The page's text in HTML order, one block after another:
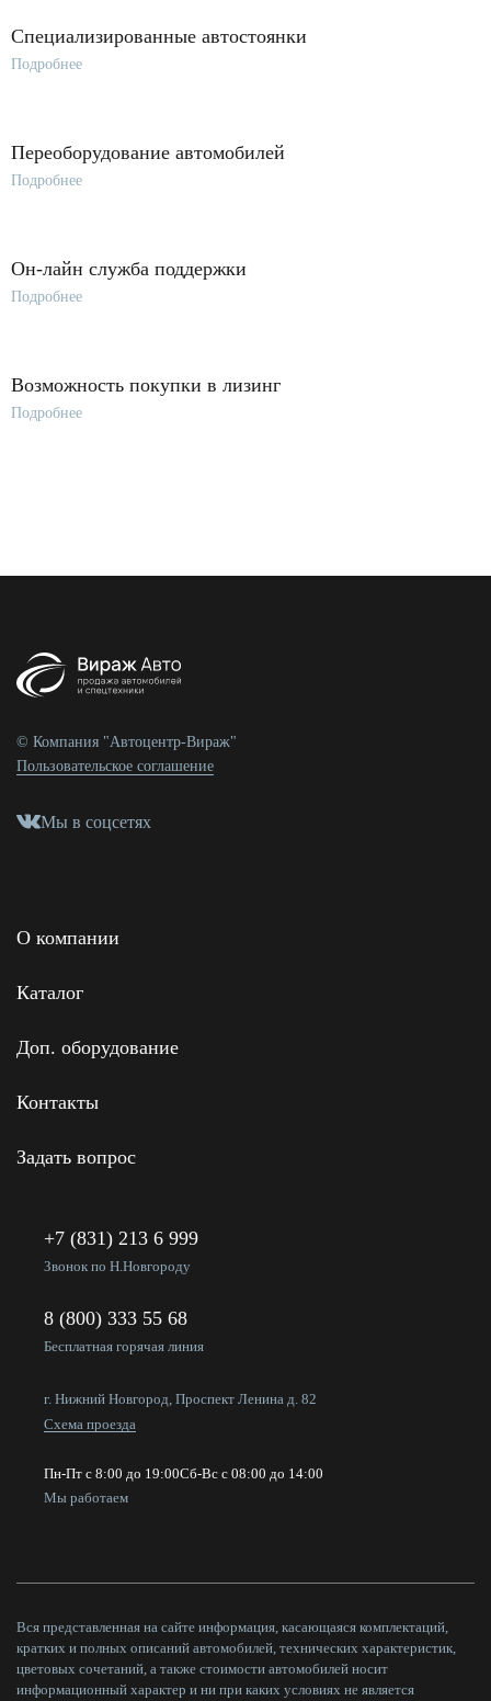
Специализированные автостоянки
Подробнее
Переоборудование автомобилей
Подробнее
Он-лайн служба поддержки
Подробнее
Возможность покупки в лизинг
Подробнее
© Компания "Автоцентр-Вираж"
Пользовательское соглашение
Мы в соцсетях
О компании
Каталог
Доп. оборудование
Контакты
Задать вопрос
+7 (831) 213 6 999
Звонок по Н.Новгороду
8 (800) 333 55 68
Бесплатная горячая линия
г. Нижний Новгород, Проспект Ленина д. 82
Схема проезда
Пн-Пт с 8:00 до 19:00Сб-Вс с 08:00 до 14:00
Мы работаем
Вся представленная на сайте информация, касающаяся комплектаций,
кратких и полных описаний автомобилей, технических характеристик,
цветовых сочетаний, а также стоимости автомобилей носит
информационный характер и ни при каких условиях не является